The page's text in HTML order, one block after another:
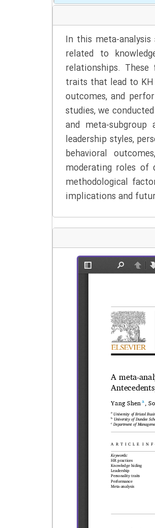
In this meta-
related to
relationships.
traits that lead to KH
outcomes, and
studies, we
and meta-subgroup
leadership styles,
behavioral
moderating roles of
methodological
implications and